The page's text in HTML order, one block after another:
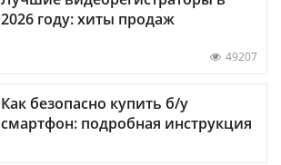
2026 году: хиты продаж
49207
Как безопасно купить б/у
смартфон: подробная инструкция